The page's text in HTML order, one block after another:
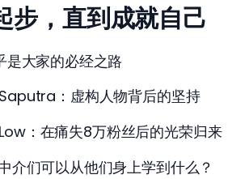
步，直到成就自己
是大家的必经之路
：虚构人物背后的坚持
：在痛失8万粉丝后的光荣归来
介们可以从他们身上学到什么？